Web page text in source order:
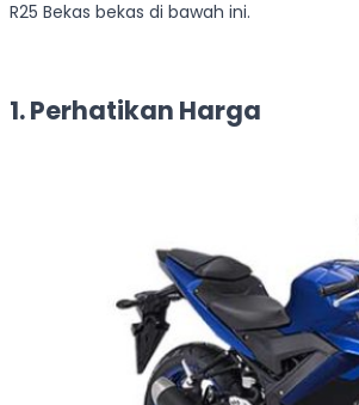
R25 Bekas bekas di bawah ini.
1. Perhatikan Harga